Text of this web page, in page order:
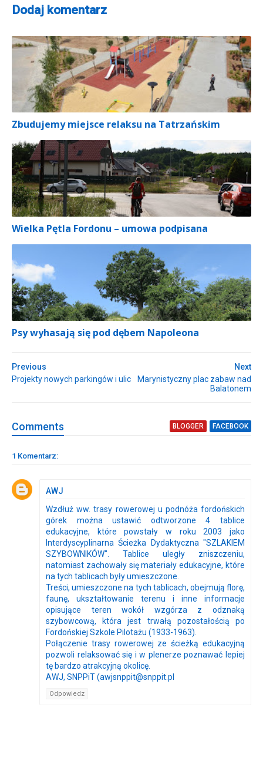
Dodaj komentarz
Zbudujemy miejsce relaksu na Tatrzańskim
Wielka Pętla Fordonu – umowa podpisana
Psy wyhasają się pod dębem Napoleona
Next
Marynistyczny plac zabaw nad
Balatonem
Previous
Projekty nowych parkingów i ulic
Comments BLOGGER FACEBOOK
1 Komentarz:
AWJ
Wzdłuż ww. trasy rowerowej u podnóża fordońskich
górek można ustawić odtworzone 4 tablice
edukacyjne, które powstały w roku 2003 jako
Interdyscyplinarna Ścieżka Dydaktyczna "SZLAKIEM
SZYBOWNIKÓW". Tablice uległy zniszczeniu,
natomiast zachowały się materiały edukacyjne, które
na tych tablicach były umieszczone.
Treści, umieszczone na tych tablicach, obejmują florę,
faunę, ukształtowanie terenu i inne informacje
opisujące teren wokół wzgórza z odznaką
szybowcową, która jest trwałą pozostałością po
Fordońskiej Szkole Pilotażu (1933-1963).
Połączenie trasy rowerowej ze ścieżką edukacyjną
pozwoli relaksować się i w plenerze poznawać lepiej
tę bardzo atrakcyjną okolicę.
AWJ, SNPPiT (awjsnppit@snppit.pl
Odpowiedz